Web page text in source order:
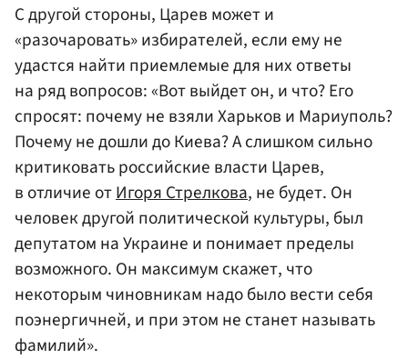
С другой стороны, Царев может и
«разочаровать» избирателей, если ему не
удастся найти приемлемые для них ответы
на ряд вопросов: «Вот выйдет он, и что? Его
спросят: почему не взяли Харьков и Мариуполь?
Почему не дошли до Киева? А слишком сильно
критиковать российские власти Царев,
в отличие отИгоря Стрелкова, не будет. Он
человек другой политической культуры, был
депутатом на Украине и понимает пределы
возможного. Он максимум скажет, что
некоторым чиновникам надо было вести себя
поэнергичней, и при этом не станет называть
фамилий».